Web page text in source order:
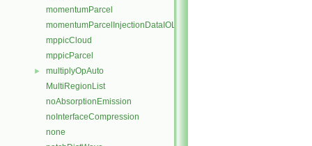
momentumParcel
momentumParcelInjectionDataIOList
mppicCloud
mppicParcel
►
multiplyOpAuto
MultiRegionList
noAbsorptionEmission
noInterfaceCompression
none